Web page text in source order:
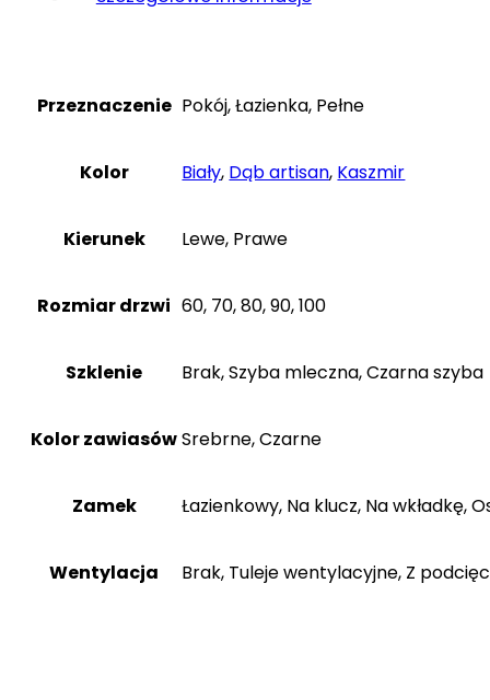
Przeznaczenie Pokój, Łazienka, Pełne
Kolor Biały, Dąb artisan, Kaszmir
Kierunek Lewe, Prawe
Rozmiar drzwi 60, 70, 80, 90, 100
Szklenie Brak, Szyba mleczna, Czarna szyba
Kolor zawiasówSrebrne, Czarne
Zamek Łazienkowy, Na klucz, Na wkładkę,
Wentylacja Brak, Tuleje wentylacyjne, Z